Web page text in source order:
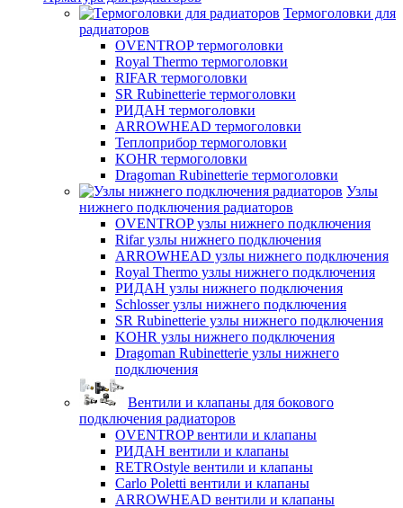
Термоголовки для
радиаторов
OVENTROP термоголовки
Royal Thermo термоголовки
RIFAR термоголовки
SR Rubinetterie термоголовки
РИДАН термоголовки
ARROWHEAD термоголовки
Теплоприбор термоголовки
KOHR термоголовки
Dragoman Rubinetterie термоголовки
Узлы
нижнего подключения радиаторов
OVENTROP узлы нижнего подключения
Rifar узлы нижнего подключения
ARROWHEAD узлы нижнего подключения
Royal Thermo узлы нижнего подключения
РИДАН узлы нижнего подключения
Schlosser узлы нижнего подключения
SR Rubinetterie узлы нижнего подключения
KOHR узлы нижнего подключения
Dragoman Rubinetterie узлы нижнего
подключения
Вентили и клапаны для бокового
подключения радиаторов
OVENTROP вентили и клапаны
РИДАН вентили и клапаны
RETROstyle вентили и клапаны
Carlo Poletti вентили и клапаны
ARROWHEAD вентили и клапаны